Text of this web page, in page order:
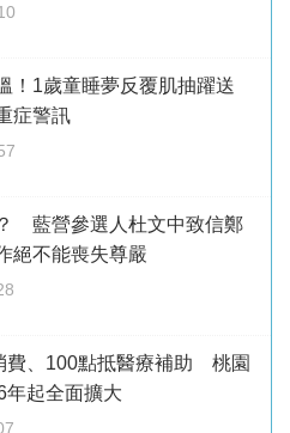
！1歲童睡夢反覆肌抽躍送
症警訊
藍營參選人杜文中致信鄭
絕不能喪失尊嚴
費、100點抵醫療補助 桃園
年起全面擴大